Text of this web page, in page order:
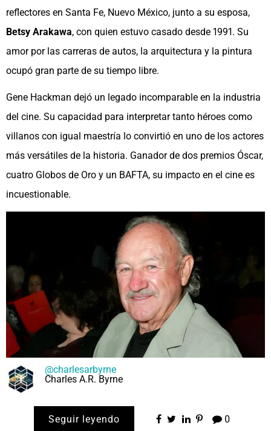
reflectores en Santa Fe, Nuevo México, junto a su esposa,
Betsy Arakawa, con quien estuvo casado desde 1991. Su
amor por las carreras de autos, la arquitectura y la pintura
ocupó gran parte de su tiempo libre.
Gene Hackman dejó un legado incomparable en la industria
del cine. Su capacidad para interpretar tanto héroes como
villanos con igual maestría lo convirtió en uno de los actores
más versátiles de la historia. Ganador de dos premios Óscar,
cuatro Globos de Oro y un BAFTA, su impacto en el cine es
incuestionable.
@charlesarbyrne
Charles A.R. Byrne
Seguir leyendo 0